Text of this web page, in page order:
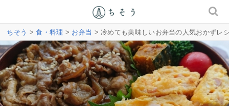
ちそう >食・料理 > お弁当 > 冷めても美味しいお弁当の人気おかずレ